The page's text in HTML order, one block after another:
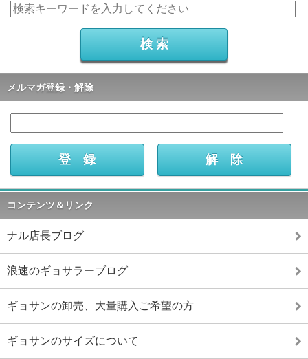
メルマガ登録・解除
コンテンツ＆リンク
ナル店長ブログ
浪速のギョサラーブログ
ギョサンの卸売、大量購入ご希望の方
ギョサンのサイズについて